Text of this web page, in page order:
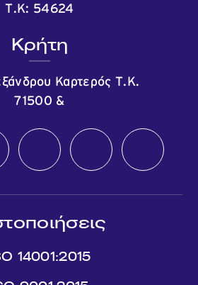
Τ.Κ: 54624
Κρήτη
Καρτερός Τ.Κ.
71500 &
14001:2015